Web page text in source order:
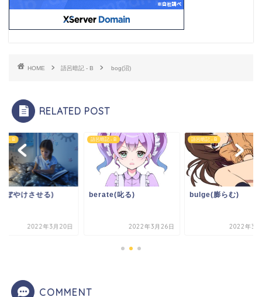
HOME 語呂暗記 - B bog(沼)
RELATED POST
記 - B
ぼやけさせる)
2022年3月20日
語呂暗記 - B
berate(叱る)
2022年3月26日
語呂暗記 - B
bulge(膨らむ)
2022年3
COMMENT